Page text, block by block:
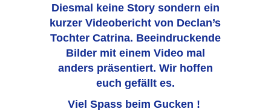
Diesmal keine Story sondern ein
kurzer Videobericht von Declan’s
Tochter Catrina. Beeindruckende
Bilder mit einem Video mal
anders präsentiert. Wir hoffen
euch gefällt es.
Viel Spass beim Gucken !